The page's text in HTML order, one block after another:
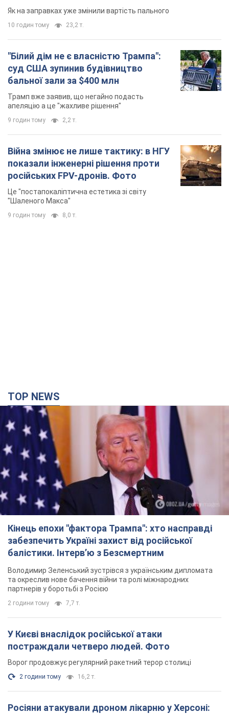
Війна змінює не лише тактику: в НГУ
показали інженерні рішення проти
російських FPV-дронів. Фото
"Шаленого Макса"
Кінець епохи "фактора Трампа": хто насправді
забезпечить Україні захист від російської
балістики. Інтерв’ю з Безсмертним
Володимир Зеленський зустрівся з українським дипломата
та окреслив нове бачення війни та ролі міжнародних
партнерів у боротьбі з Росією
2 години тому
У Києві внаслідок російської атаки
постраждали четверо людей. Фото
Ворог продовжує регулярний ракетний терор столиці
2 години тому 16,2 т.
Росіяни атакували дроном лікарню у Херсоні:
постраждали медпрацівниці
Загалом постраждали чотири жінки – і вони не єдині поранені
за добу
8 годин тому